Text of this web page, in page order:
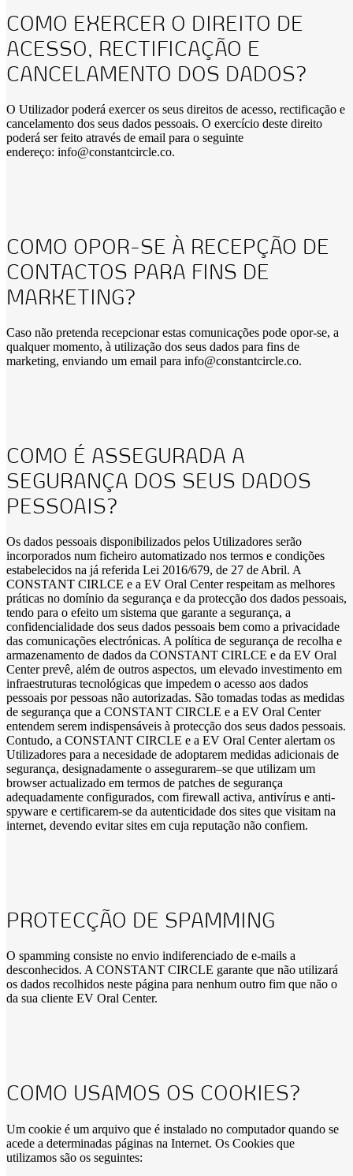
COMO EXERCER O DIREITO DE
ACESSO, RECTIFICAÇÃO E
CANCELAMENTO DOS DADOS?
O Utilizador poderá exercer os seus direitos de acesso, rectificação e
cancelamento dos seus dados pessoais. O exercício deste direito
poderá ser feito através de email para o seguinte
endereço: info@constantcircle.co.
COMO OPOR-SE À RECEPÇÃO DE
CONTACTOS PARA FINS DE
MARKETING?
Caso não pretenda recepcionar estas comunicações pode opor-se, a
qualquer momento, à utilização dos seus dados para fins de
marketing, enviando um email para info@constantcircle.co.
COMO É ASSEGURADA A
SEGURANÇA DOS SEUS DADOS
PESSOAIS?
Os dados pessoais disponibilizados pelos Utilizadores serão
incorporados num ficheiro automatizado nos termos e condições
estabelecidos na já referida Lei 2016/679, de 27 de Abril. A
CONSTANT CIRLCE e a EV Oral Center respeitam as melhores
práticas no domínio da segurança e da protecção dos dados pessoais,
tendo para o efeito um sistema que garante a segurança, a
confidencialidade dos seus dados pessoais bem como a privacidade
das comunicações electrónicas. A política de segurança de recolha e
armazenamento de dados da CONSTANT CIRLCE e da EV Oral
Center prevê, além de outros aspectos, um elevado investimento em
infraestruturas tecnológicas que impedem o acesso aos dados
pessoais por pessoas não autorizadas. São tomadas todas as medidas
de segurança que a CONSTANT CIRCLE e a EV Oral Center
entendem serem indispensáveis à protecção dos seus dados pessoais.
Contudo, a CONSTANT CIRCLE e a EV Oral Center alertam os
Utilizadores para a necesidade de adoptarem medidas adicionais de
segurança, designadamente o assegurarem–se que utilizam um
browser actualizado em termos de patches de segurança
adequadamente configurados, com firewall activa, antivírus e anti-
spyware e certificarem-se da autenticidade dos sites que visitam na
internet, devendo evitar sites em cuja reputação não confiem.
PROTECÇÃO DE SPAMMING
O spamming consiste no envio indiferenciado de e-mails a
desconhecidos. A CONSTANT CIRCLE garante que não utilizará
os dados recolhidos neste página para nenhum outro fim que não o
da sua cliente EV Oral Center.
COMO USAMOS OS COOKIES?
Um cookie é um arquivo que é instalado no computador quando se
acede a determinadas páginas na Internet. Os Cookies que
utilizamos são os seguintes: